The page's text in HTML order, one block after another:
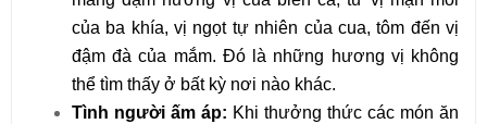
của ba khía, vị ngọt tự nhiên của cua, tôm đến vị
đậm đà của mắm. Đó là những hương vị không
thể tìm thấy ở bất kỳ nơi nào khác.
Tình người ấm áp: Khi thưởng thức các món ăn